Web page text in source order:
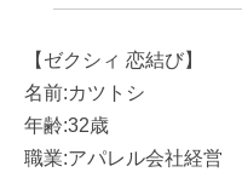
【ゼクシィ 恋結び】
名前:カツトシ
年齢:32歳
職業:アパレル会社経営